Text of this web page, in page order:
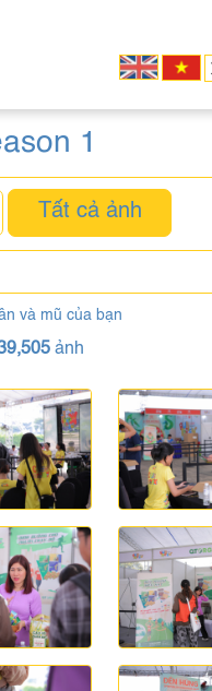
1
Tất cả ảnh
và mũ của bạn
ảnh